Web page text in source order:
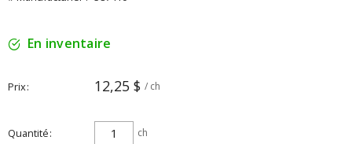
En inventaire
Prix 12,25 $ / ch
Quantité ch